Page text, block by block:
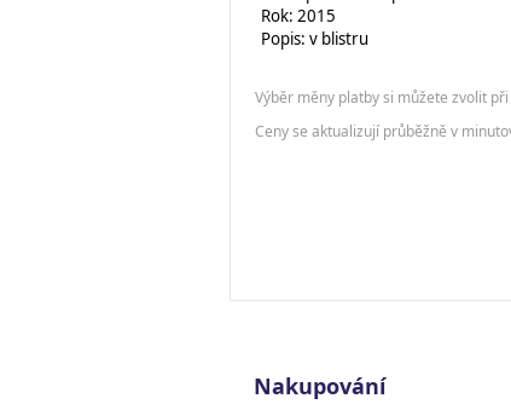
Rok: 2015
Popis: v blistru
Výběr měny platby si můžete zvolit
Ceny se aktualizují průběžně v
Nakupování